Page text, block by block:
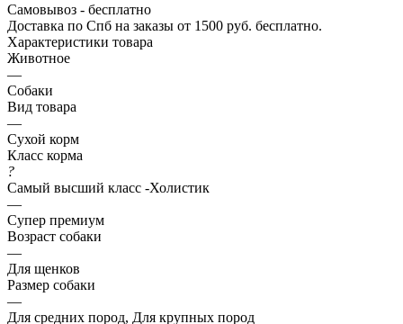
Самовывоз - бесплатно
Доставка по Спб на заказы от 1500 руб. бесплатно.
Характеристики товара
Животное
—
Собаки
Вид товара
—
Сухой корм
Класс корма
?
Самый высший класс -Холистик
—
Супер премиум
Возраст собаки
—
Для щенков
Размер собаки
—
Для средних пород, Для крупных пород